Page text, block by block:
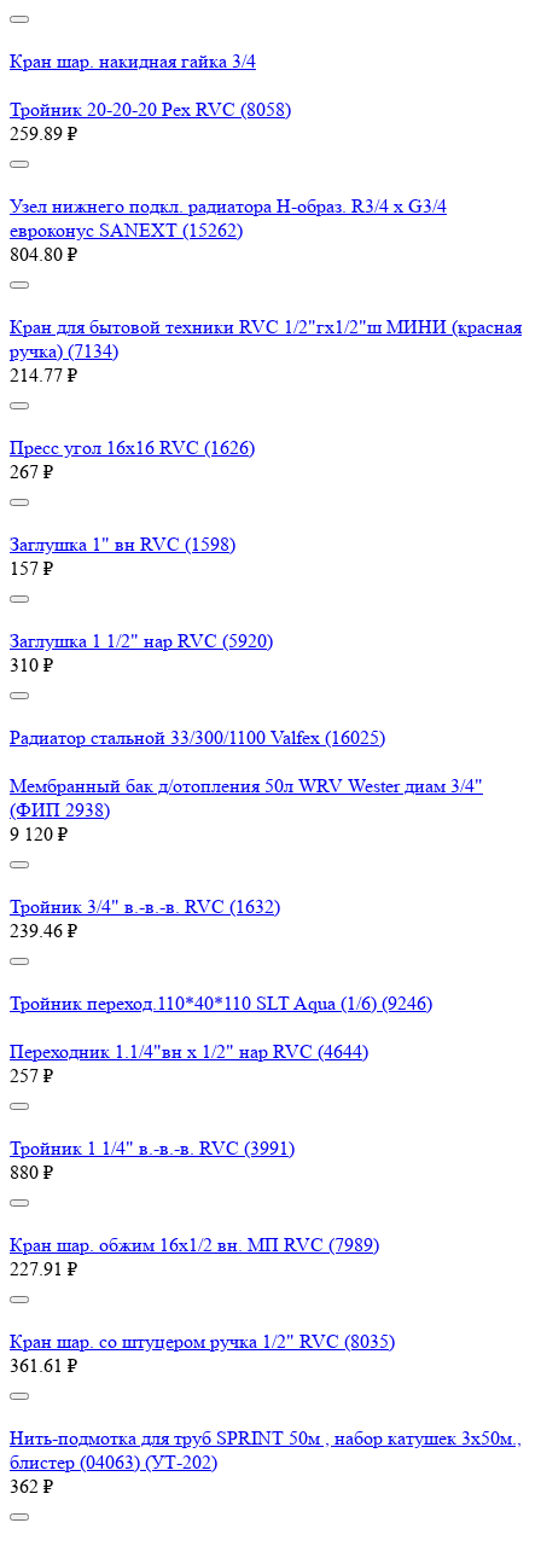
Кран шар. накидная гайка 3/4
Тройник 20-20-20 Pex RVC (8058)
259.89 ₽
Узел нижнего подкл. радиатора H-образ. R3/4 x G3/4
евроконус SANEXT (15262)
804.80 ₽
Кран для бытовой техники RVC 1/2"гх1/2"ш МИНИ (красная
ручка) (7134)
214.77 ₽
Пресс угол 16х16 RVC (1626)
267 ₽
Заглушка 1" вн RVC (1598)
157 ₽
Заглушка 1 1/2" нар RVC (5920)
310 ₽
Радиатор стальной 33/300/1100 Valfex (16025)
Мембранный бак д/отопления 50л WRV Wester диам 3/4"
(ФИП 2938)
9 120 ₽
Тройник 3/4" в.-в.-в. RVC (1632)
239.46 ₽
Тройник переход.110*40*110 SLT Aqua (1/6) (9246)
Переходник 1.1/4"вн х 1/2" нар RVC (4644)
257 ₽
Тройник 1 1/4" в.-в.-в. RVC (3991)
880 ₽
Кран шар. обжим 16х1/2 вн. МП RVC (7989)
227.91 ₽
Кран шар. со штуцером ручка 1/2" RVC (8035)
361.61 ₽
Нить-подмотка для труб SPRINT 50м , набор катушек 3х50м.,
блистер (04063) (УТ-202)
362 ₽